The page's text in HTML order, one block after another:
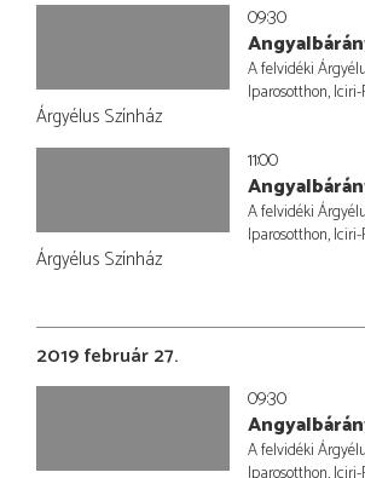
09:30
A felvidéki
Iparosotthon,
Árgyélus Színház
11:00
A felvidéki
Iparosotthon,
Árgyélus Színház
2019 február 27.
09:30
A felvidéki
Iparosotthon,